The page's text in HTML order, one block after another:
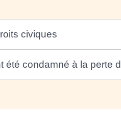
civiques
été condamné à la perte